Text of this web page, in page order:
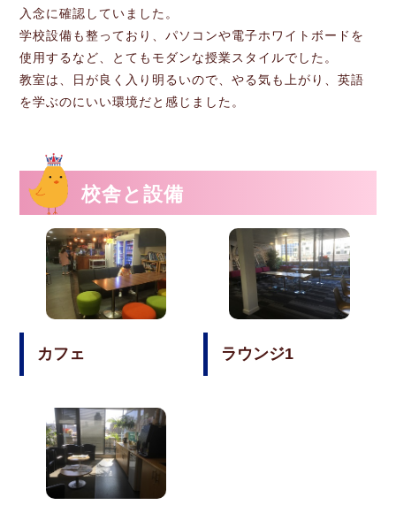
入念に確認していました。
学校設備も整っており、パソコンや電子ホワイトボードを
使用するなど、とてもモダンな授業スタイルでした。
教室は、日が良く入り明るいので、やる気も上がり、英語
を学ぶのにいい環境だと感じました。
校舎と設備
カフェ ラウンジ1